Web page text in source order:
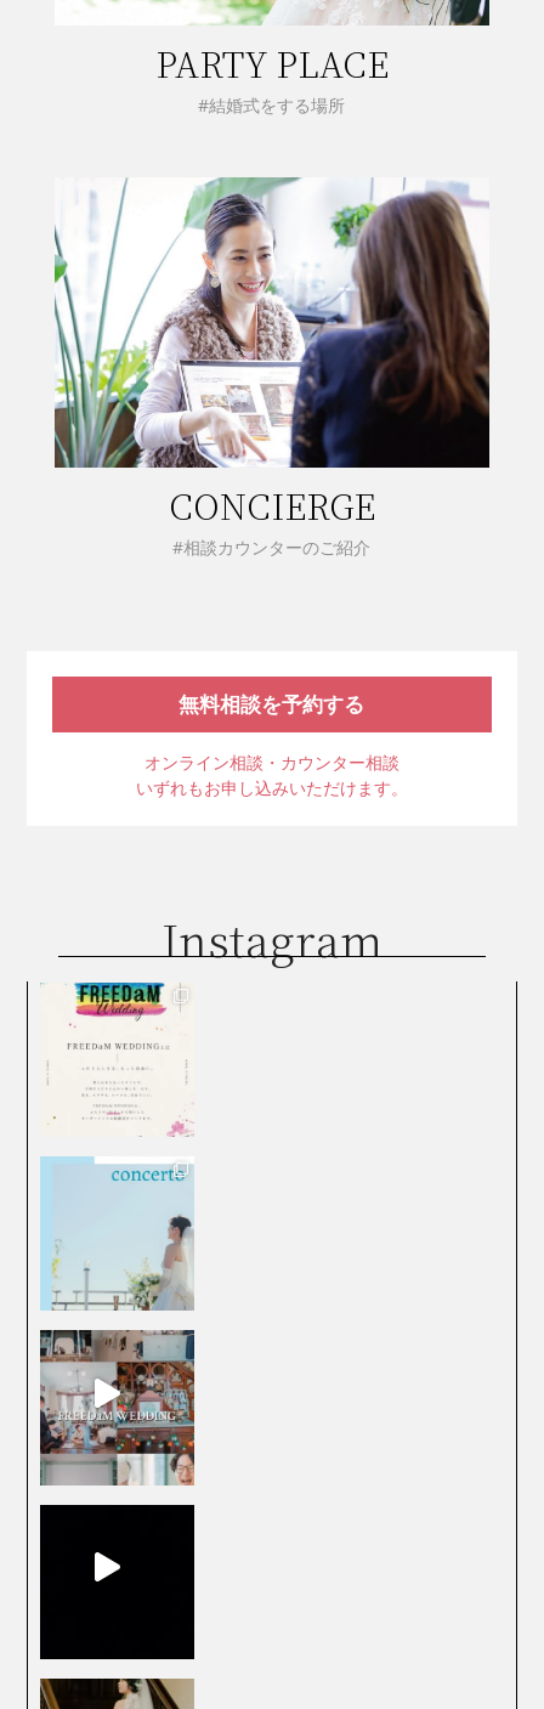
PARTY PLACE
#結婚式をする場所
CONCIERGE
#相談カウンターのご紹介
無料相談を予約する
オンライン相談・カウンター相談
いずれもお申し込みいただけます。
Instagram